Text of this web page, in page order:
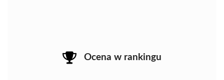
Ocena w rankingu